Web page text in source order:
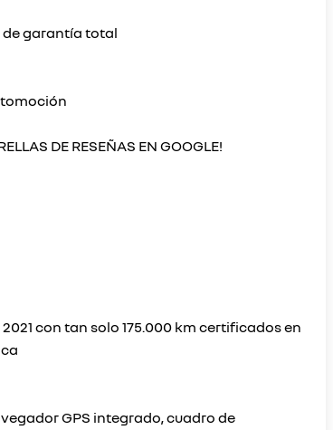
de garantía total
DE RESEÑAS EN GOOGLE!
con tan solo 175.000 km certificados en
GPS integrado, cuadro de